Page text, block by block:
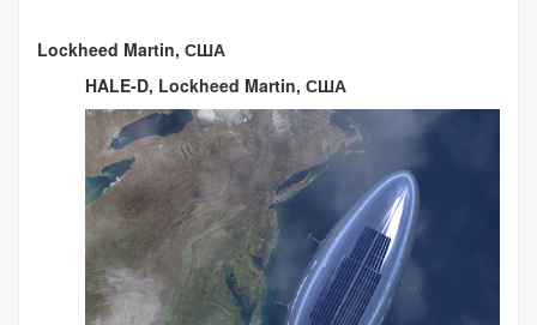
Lockheed Martin, США
HALE-D, Lockheed Martin, США